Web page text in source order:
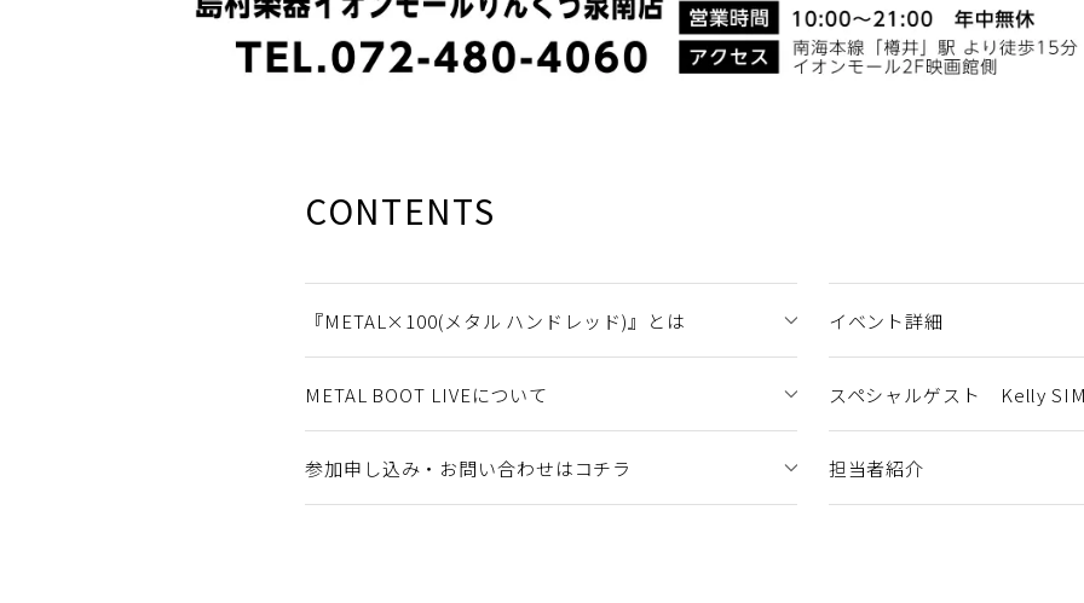
CONTENTS
『METAL×100(メタル ハンドレッド)』とは イベント詳細
METAL BOOT LIVEについて スペシャルゲスト Kelly
参加申し込み・お問い合わせはコチラ 担当者紹介